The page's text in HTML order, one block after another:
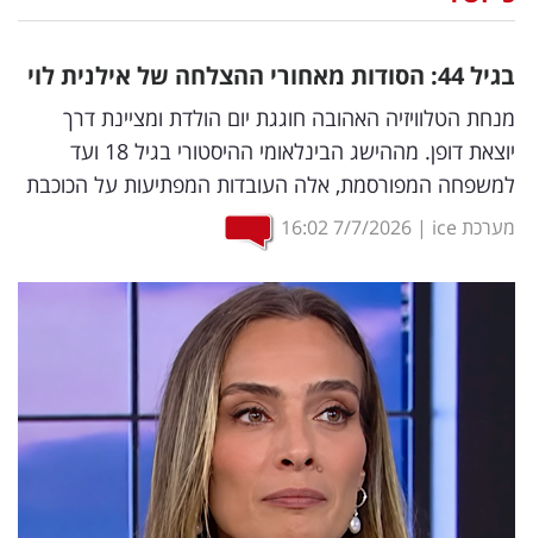
וטק
שיווק
ופרסום
משפט
בגיל 44: הסודות מאחורי ההצלחה של אילנית לוי
מנחת הטלוויזיה האהובה חוגגת יום הולדת ומציינת דרך
יוצאת דופן. מההישג הבינלאומי ההיסטורי בגיל 18 ועד
למשפחה המפורסמת, אלה העובדות המפתיעות על הכוכבת
מערכת ice |
7/7/2026
16:02